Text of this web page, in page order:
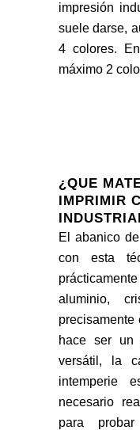
impresión
suele darse,
4 colores.
máximo 2
¿QUE
IMPRIMIR
El abanico
con esta
aluminio,
precisamente
hace ser un
versátil, la
intemperie
necesario
para